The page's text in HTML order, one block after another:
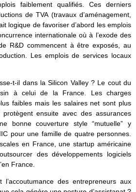
faiblement qualifiés. Ces derniers
de TVA (travaux d’aménagement,
logique de favoriser d’abord les emplois
internationale où à l’exode des
R&D commencent à être exposés, au
Les emplois de services locaux
t-il dans la Silicon Valley ? Le cout du
à celui de la France. Les charges
faibles mais les salaires net sont plus
ensuite avec des assurances
bonne couverture style “mutuelle” y
pour une famille de quatre personnes.
en France, une startup américaine
des développements logiciels
France.
l’accoutumance des entrepreneurs aux